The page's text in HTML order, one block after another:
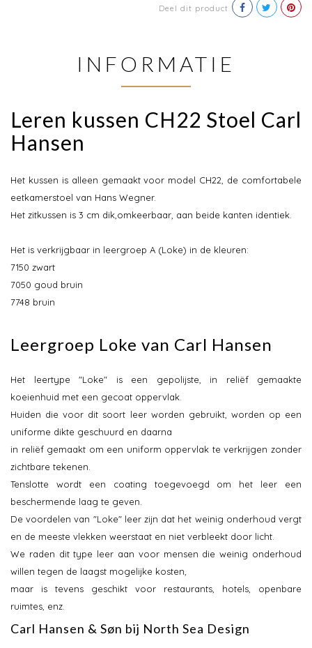
Deel dit product
INFORMATIE
Leren kussen CH22 Stoel Carl
Hansen
Het kussen is alleen gemaakt voor model CH22, de comfortabele
eetkamerstoel van Hans Wegner.
Het zitkussen is 3 cm dik,omkeerbaar, aan beide kanten identiek.
Het is verkrijgbaar in leergroep A (Loke) in de kleuren:
7150 zwart
7050 goud bruin
7748 bruin
Leergroep Loke van Carl Hansen
Het leertype "Loke" is een gepolijste, in reliëf gemaakte
koeienhuid met een gecoat oppervlak.
Huiden die voor dit soort leer worden gebruikt, worden op een
uniforme dikte geschuurd en daarna
in reliëf gemaakt om een uniform oppervlak te verkrijgen zonder
zichtbare tekenen.
Tenslotte wordt een coating toegevoegd om het leer een
beschermende laag te geven.
De voordelen van "Loke" leer zijn dat het weinig onderhoud vergt
en de meeste vlekken weerstaat en niet verbleekt door licht.
We raden dit type leer aan voor mensen die weinig onderhoud
willen tegen de laagst mogelijke kosten,
maar is tevens geschikt voor restaurants, hotels, openbare
ruimtes, enz.
Carl Hansen & Søn bij North Sea Design